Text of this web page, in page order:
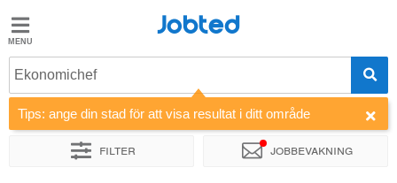
Jobted
Jobb
Löner
Jobted
Ekonomichef
Tips: ange din stad för att visa resultat i ditt område
Filter Jobbevakning